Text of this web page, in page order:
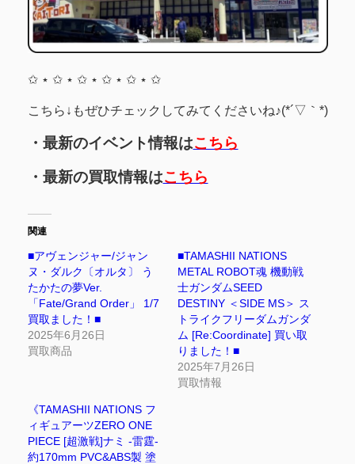
✩ ⋆ ✩ ⋆ ✩ ⋆ ✩ ⋆ ✩ ⋆ ✩
こちら↓もぜひチェックしてみてくださいね♪(*´▽｀*)
・最新のイベント情報はこちら
・最新の買取情報はこちら
関連
■アヴェンジャー/ジャン
ヌ・ダルク〔オルタ〕 う
たかたの夢Ver.
「Fate/Grand Order」 1/7
買取ました！■
2025年6月26日
買取商品
■TAMASHII NATIONS
METAL ROBOT魂 機動戦
士ガンダムSEED
DESTINY ＜SIDE MS＞ ス
トライクフリーダムガンダ
ム [Re:Coordinate] 買い取
りました！■
2025年7月26日
買取情報
《TAMASHII NATIONS フ
ィギュアーツZERO ONE
PIECE [超激戦]ナミ -雷霆-
約170mm PVC&ABS製 塗